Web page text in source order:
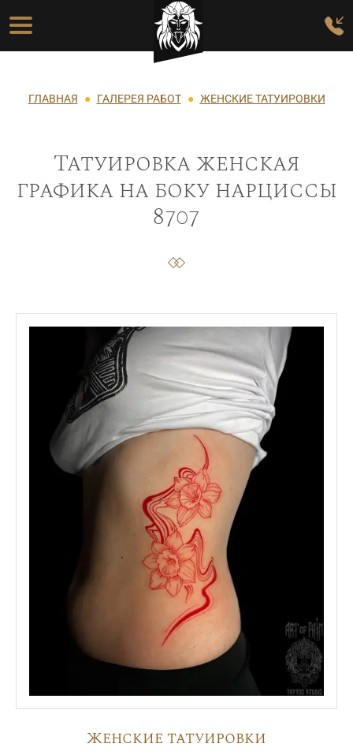
Перейти к основному содержанию
Основная навигация
Строка навигации
ГЛАВНАЯ ГАЛЕРЕЯ РАБОТ ЖЕНСКИЕ ТАТУИРОВКИ
Татуировка женская
графика на боку нарциссы
8707
Женские татуировки